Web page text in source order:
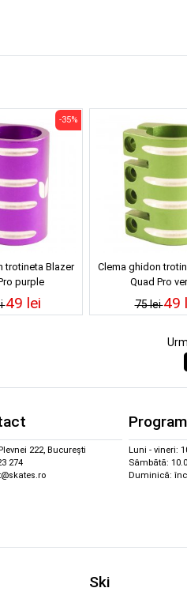
trotineta Blazer
purple
-35%
49 lei
Clema ghidon
Quad Pro
75 lei49
222, București
274
Program
Luni - vineri:
Sâmbătă:
Duminică:
Ski